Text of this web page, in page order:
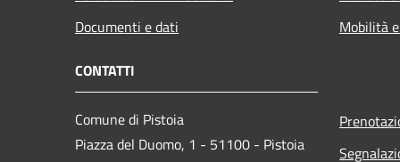
Documenti e dati
Mobilità
CONTATTI
Comune di Pistoia
Piazza del Duomo, 1 - 51100 - Pistoia